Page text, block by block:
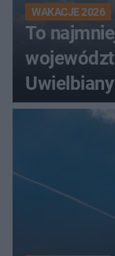
WAKACJE 2026
To
turystów